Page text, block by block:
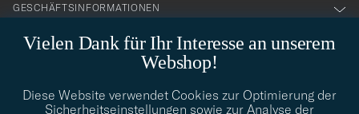
Vielen Dank für Ihr Interesse an unserem
Webshop!
Diese Website verwendet Cookies zur Optimierung der
Sicherheitseinstellungen sowie zur Analyse der
GESCHÄFTSINFORMATIONEN
Benötigen Sie Hilfe bei der Suche nach Ihrem persönlichen Stil?